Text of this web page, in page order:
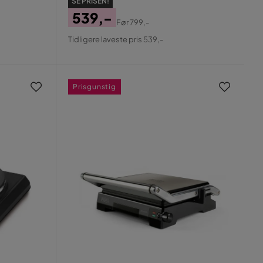
Pris
539,-
Original
Før799,-
Tidligere laveste pris 539,-
Prisgunstig